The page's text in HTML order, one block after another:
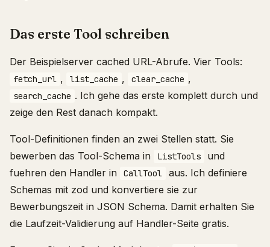
Das erste Tool schreiben
Der Beispielserver cached URL-Abrufe. Vier Tools:
fetch_url , list_cache , clear_cache ,
search_cache . Ich gehe das erste komplett durch und
zeige den Rest danach kompakt.
Tool-Definitionen finden an zwei Stellen statt. Sie
bewerben das Tool-Schema in
ListTools
und
fuehren den Handler in
CallTool
aus. Ich definiere
Schemas mit zod und konvertiere sie zur
Bewerbungszeit in JSON Schema. Damit erhalten Sie
die Laufzeit-Validierung auf Handler-Seite gratis.